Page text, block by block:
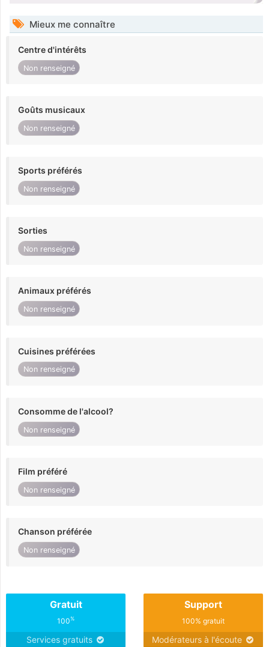
Mieux me connaître
Centre d'intérêts
Non renseigné
Goûts musicaux
Non renseigné
Sports préférés
Non renseigné
Sorties
Non renseigné
Animaux préférés
Non renseigné
Cuisines préférées
Non renseigné
Consomme de l'alcool?
Non renseigné
Film préféré
Non renseigné
Chanson préférée
Non renseigné
Gratuit
100%
Services gratuits
Support
100% gratuit
Modérateurs à l'écoute